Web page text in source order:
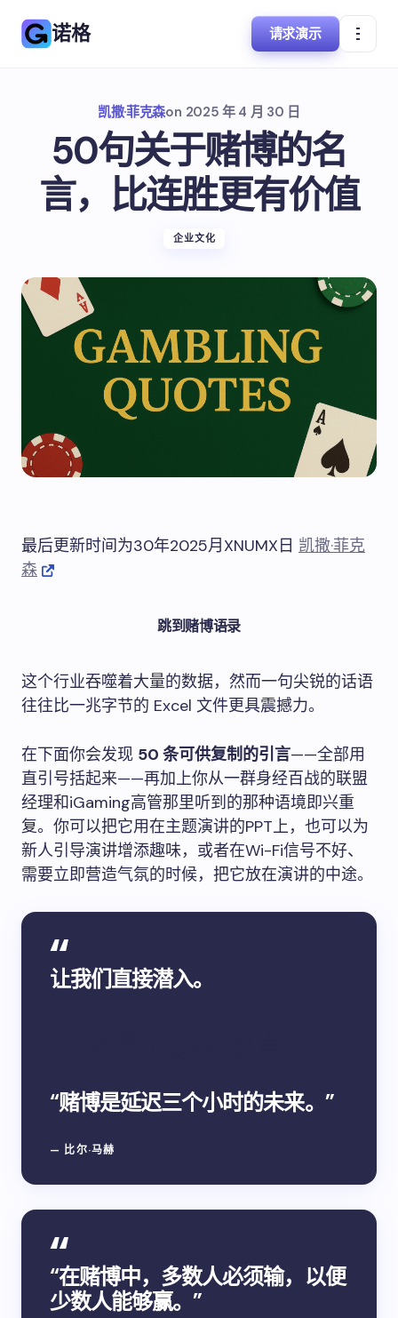
诺格 请求演示
凯撒·菲克森on 2025 年 4 月 30 日
50句关于赌博的名
言，比连胜更有价值
企业文化
最后更新时间为30年2025月XNUMX日 凯撒·菲克
森
跳到赌博语录
这个行业吞噬着大量的数据，然而一句尖锐的话语
往往比一兆字节的 Excel 文件更具震撼力。
在下面你会发现 50 条可供复制的引言——全部用
直引号括起来——再加上你从一群身经百战的联盟
经理和iGaming高管那里听到的那种语境即兴重
复。你可以把它用在主题演讲的PPT上，也可以为
新人引导演讲增添趣味，或者在Wi-Fi信号不好、
需要立即营造气氛的时候，把它放在演讲的中途。
让我们直接潜入。
“赌博是延迟三个小时的未来。”
— 比尔·马赫
“在赌博中，多数人必须输，以便
少数人能够赢。”